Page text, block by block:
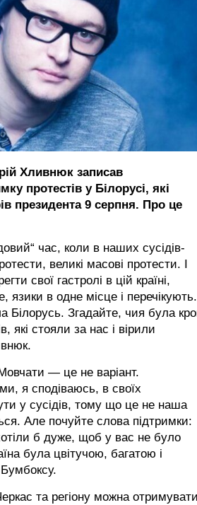
Хливнюк записав
протестів у Білорусі, які
президента 9 серпня. Про це
час, коли в наших сусідів-
великі масові протести. І
свої гастролі в цій країні,
язики в одне місце і перечікують.
Білорусь. Згадайте, чия була
які стояли за нас і вірили
— це не варіант.
я сподіваюсь, в своїх
у сусідів, тому що це не наша
Але почуйте слова підтримки:
б дуже, щоб у вас не було
була цвітучою, багатою і
та регіону можна